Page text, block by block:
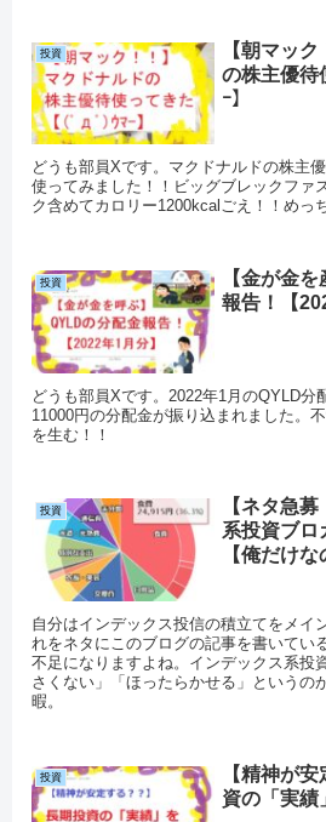
投資
【朝マッ
の株主優待
ｰ】
どうも部員Xです。マクドナルドの株主
使ってみました！！ビッグブレックファ
ク含めてカロリー1200kcalごえ！！めっ
投資
【金が金
報告！【
どうも部員Xです。2022年1月のQYLD分
11000円の分配金が振り込まれました。
を生む！！
投資
【ネタ急
系投資ブロ
【俺だけな
自分はインデックス投信の積立てをメイ
れをネタにこのブログの記事を書いてい
不足になりますよね。インデックス系投
さくない」「ほったらかせる」というの
暇。
投資
【精神が
資の「実績